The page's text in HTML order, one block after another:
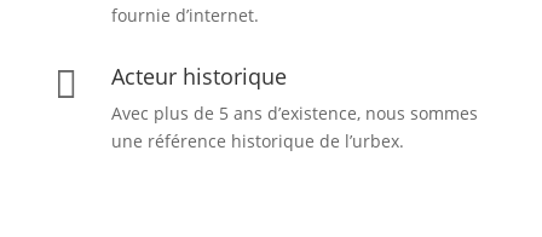
fournie d’internet.
 Acteur historique
Avec plus de 5 ans d’existence, nous sommes
une référence historique de l’urbex.